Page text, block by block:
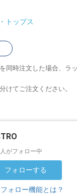
トップス
同時注文した場合、ラ
けてご注文ください。
がフォロー中
フォローする
フォロー機能とは？